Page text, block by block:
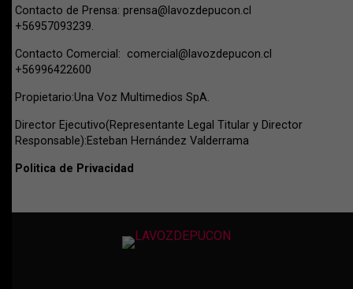
Contacto de Prensa: prensa@lavozdepucon.cl
+56957093239.
Contacto Comercial: comercial@lavozdepucon.cl
+56996422600
Propietario:Una Voz Multimedios SpA.
Director Ejecutivo(Representante Legal Titular y Director
Responsable):Esteban Hernández Valderrama
Politica de Privacidad